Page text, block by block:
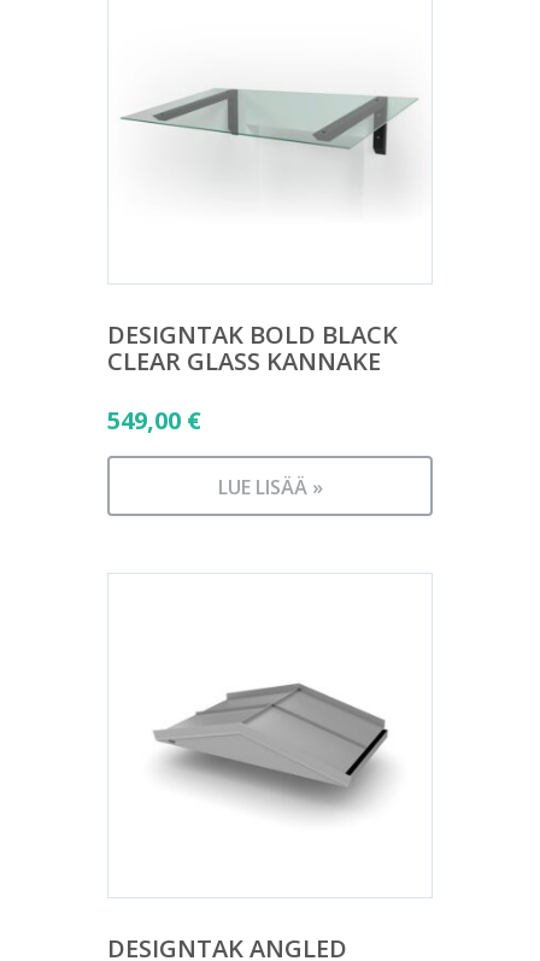
DESIGNTAK BOLD BLACK
CLEAR GLASS KANNAKE
549,00 €
LUE LISÄÄ »
DESIGNTAK ANGLED